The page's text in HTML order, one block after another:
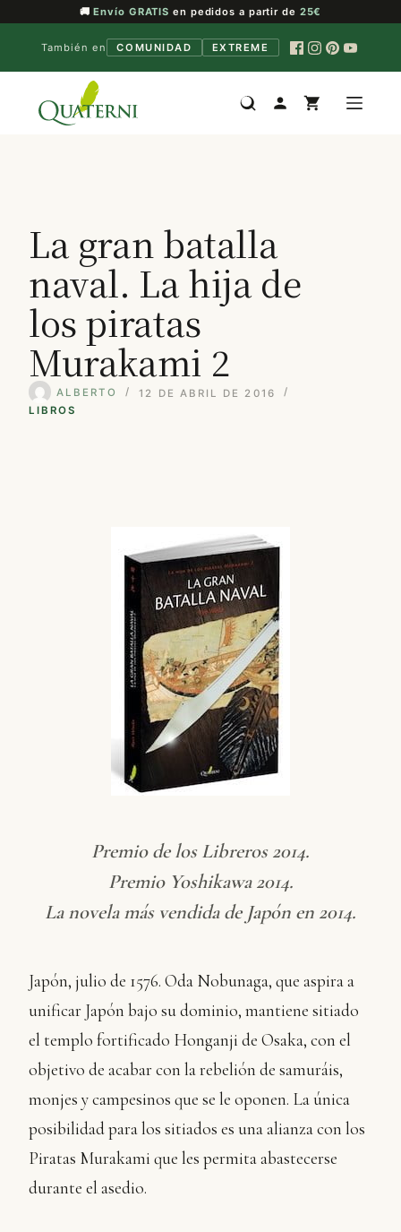
🚚Envío GRATIS en pedidos a partir de 25€
También en COMUNIDAD EXTREME
contenido
La gran batalla
naval. La hija de
los piratas
Murakami 2
ALBERTO
12 DE ABRIL DE 2016
LIBROS
Premio de los Libreros 2014.
Premio Yoshikawa 2014.
La novela más vendida de Japón en 2014.
Japón, julio de 1576. Oda Nobunaga, que aspira a
unificar Japón bajo su dominio, mantiene sitiado
el templo fortificado Honganji de Osaka, con el
objetivo de acabar con la rebelión de samuráis,
monjes y campesinos que se le oponen. La única
posibilidad para los sitiados es una alianza con los
Piratas Murakami que les permita abastecerse
durante el asedio.